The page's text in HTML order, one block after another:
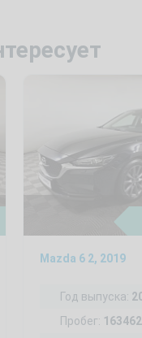
Mazda 6 2, 2019
Год выпуска:
Пробег: